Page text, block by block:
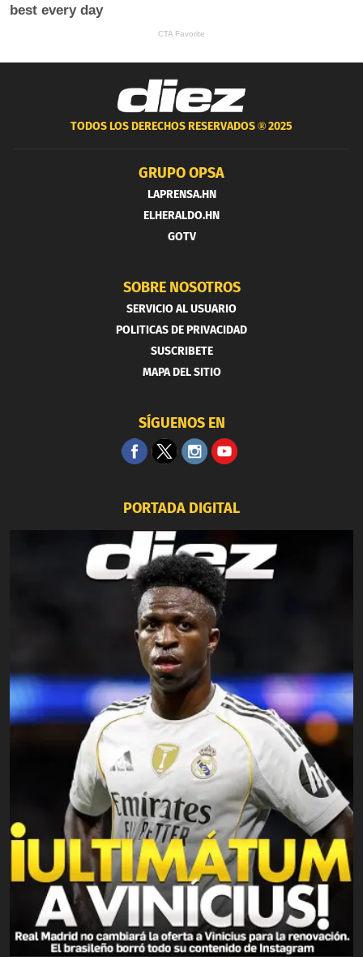
TODOS LOS DERECHOS RESERVADOS ®2025
GRUPO OPSA
LAPRENSA.HN
ELHERALDO.HN
GOTV
SOBRE NOSOTROS
SERVICIO AL USUARIO
POLITICAS DE PRIVACIDAD
SUSCRIBETE
MAPA DEL SITIO
SÍGUENOS EN
PORTADA DIGITAL